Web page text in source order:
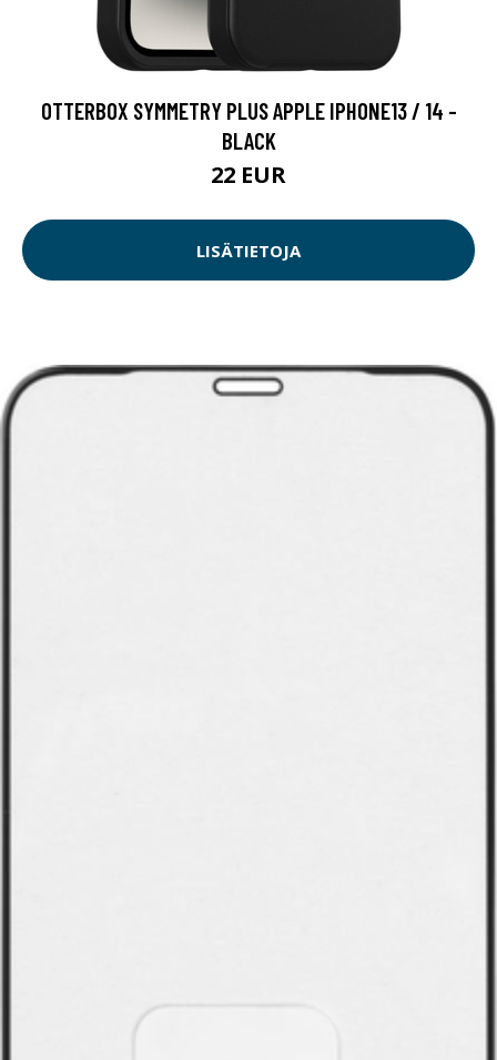
OTTERBOX SYMMETRY PLUS APPLE IPHONE13 / 14 -
BLACK
22 EUR
LISÄTIETOJA